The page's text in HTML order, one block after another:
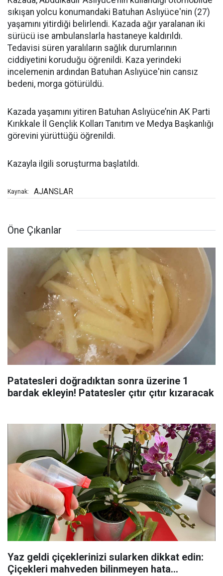
sıkışan yolcu konumandaki Batuhan Aslıyüce'nin (27)
yaşamını yitirdiği belirlendi. Kazada ağır yaralanan iki
sürücü ise ambulanslarla hastaneye kaldırıldı.
Tedavisi süren yaralıların sağlık durumlarının
ciddiyetini koruduğu öğrenildi. Kaza yerindeki
incelemenin ardından Batuhan Aslıyüce'nin cansız
bedeni, morga götürüldü.
Kazada yaşamını yitiren Batuhan Aslıyüce’nin AK Parti
Kırıkkale İl Gençlik Kolları Tanıtım ve Medya Başkanlığı
görevini yürüttüğü öğrenildi.
Kazayla ilgili soruşturma başlatıldı.
Kaynak: AJANSLAR
Öne Çıkanlar
Patatesleri doğradıktan sonra üzerine 1
bardak ekleyin! Patatesler çıtır çıtır kızaracak
Yaz geldi çiçeklerinizi sularken dikkat edin:
Çiçekleri mahveden bilinmeyen hata...